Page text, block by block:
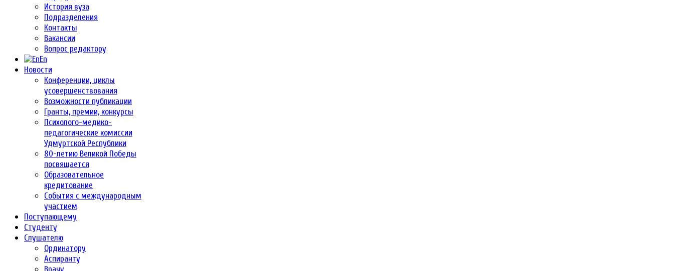
История вуза
Подразделения
Контакты
Вакансии
Вопрос редактору
En
Новости
Конференции, циклы
усовершенствования
Возможности публикации
Гранты, премии, конкурсы
Психолого-медико-
педагогические комиссии
Удмуртской Республики
80-летию Великой Победы
посвящается
Образовательное
кредитование
События с международным
участием
Поступающему
Студенту
Слушателю
Ординатору
Аспиранту